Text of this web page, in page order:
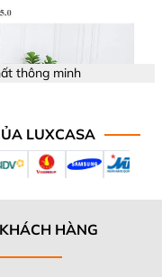
thông minh
LUXCASA
HÀNG